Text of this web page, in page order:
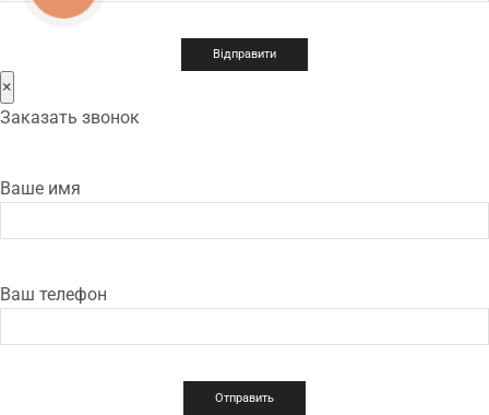
×
Заказать звонок
Ваше имя
Ваш телефон